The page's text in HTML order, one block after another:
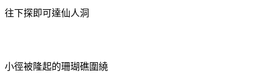
往下探即可達仙人洞
小徑被隆起的珊瑚礁圍繞